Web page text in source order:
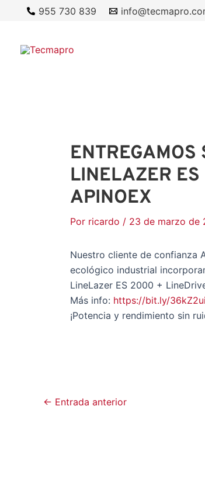
955 730 839
LINELAZER
APINOEX
Por ricardo / 23 de marzo de
Nuestro cliente de confianza
ecológico industrial
LineLazer ES 2000 +
Más info: https://bit.ly/36kZ2ui
¡Potencia y rendimiento sin
← Entrada anterior